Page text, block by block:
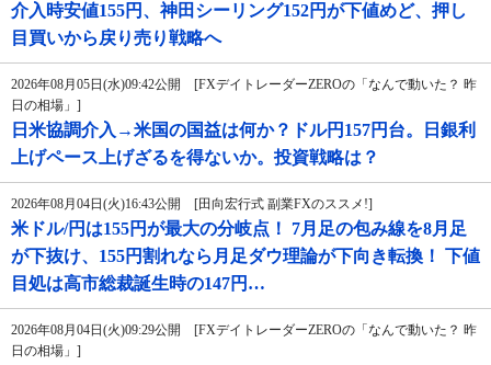
介入時安値155円、神田シーリング152円が下値めど、押し
目買いから戻り売り戦略へ
2026年08月05日(水)09:42公開 [FXデイトレーダーZEROの「なんで動いた？ 昨
日の相場」]
日米協調介入→米国の国益は何か？ドル円157円台。日銀利
上げペース上げざるを得ないか。投資戦略は？
2026年08月04日(火)16:43公開 [田向宏行式 副業FXのススメ!]
米ドル/円は155円が最大の分岐点！ 7月足の包み線を8月足
が下抜け、155円割れなら月足ダウ理論が下向き転換！ 下値
目処は高市総裁誕生時の147円…
2026年08月04日(火)09:29公開 [FXデイトレーダーZEROの「なんで動いた？ 昨
日の相場」]